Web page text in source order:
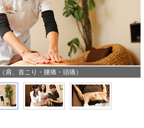
肩、首こり・腰痛・頭痛）